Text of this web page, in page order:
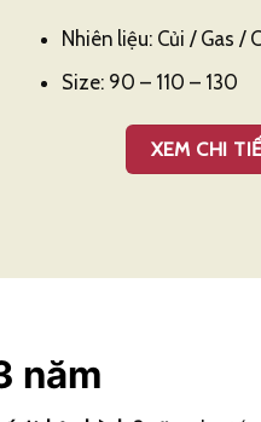
Nhiên liệu: Củi / Gas /
Size: 90 – 110 – 130
XEM CHI
năm